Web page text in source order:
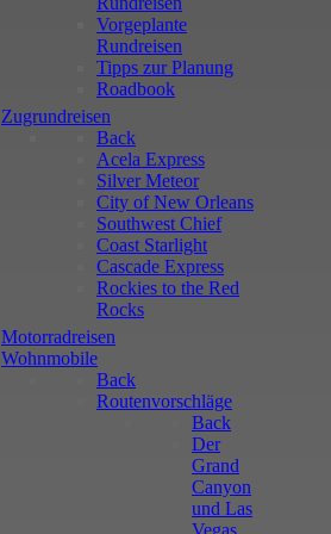
Vorgeplante
Rundreisen
Tipps zur Planung
Roadbook
Zugrundreisen
Back
Acela Express
Silver Meteor
City of New Orleans
Southwest Chief
Coast Starlight
Cascade Express
Rockies to the Red
Rocks
Motorradreisen
Wohnmobile
Back
Routenvorschläge
Back
Der
Grand
Canyon
und Las
Vegas